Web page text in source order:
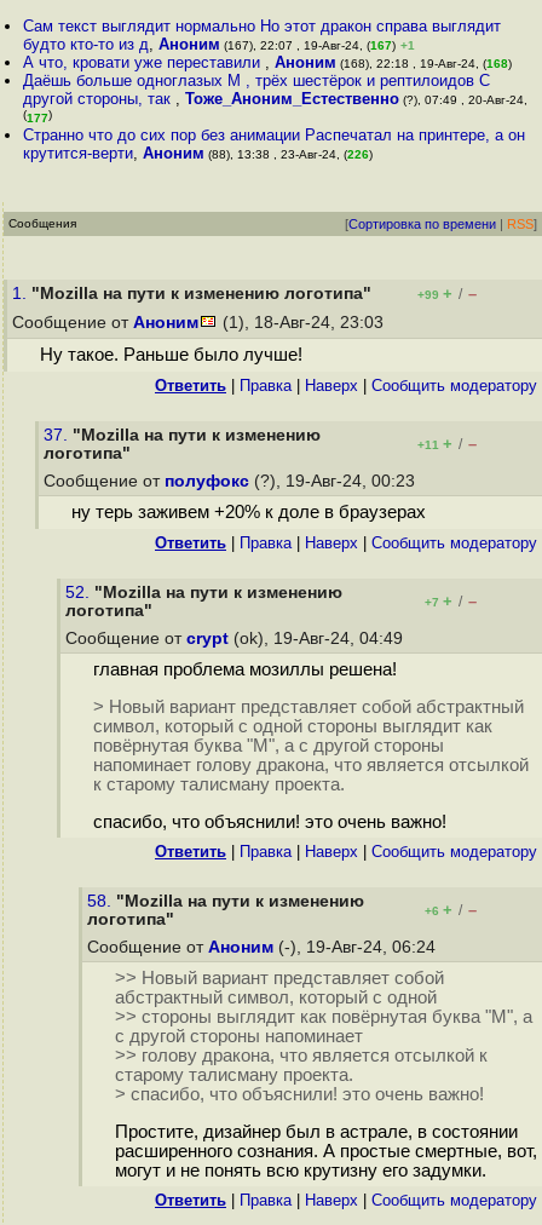
Сам текст выглядит нормально Но этот дракон справа выглядит
будто кто-то из д,Аноним (167), 22:07 , 19-Авг-24, (167) +1
А что, кровати уже переставили ,Аноним (168), 22:18 , 19-Авг-24, (168)
Даёшь больше одноглазых М , трёх шестёрок и рептилоидов С
другой стороны, так ,Тоже_Аноним_Естественно (?), 07:49 , 20-Авг-24,
(177)
Странно что до сих пор без анимации Распечатал на принтере, а он
крутится-верти,Аноним (88), 13:38 , 23-Авг-24, (226)
Сообщения [Сортировка по времени | RSS]
1. "Mozilla на пути к изменению логотипа" +99 + / –
Сообщение от Аноним (1), 18-Авг-24, 23:03
Ну такое. Раньше было лучше!
Ответить Правка| Наверх Cообщить модератору
37. "Mozilla на пути к изменению
логотипа"
+11 + / –
Сообщение от полуфокс (?), 19-Авг-24, 00:23
ну терь заживем +20% к доле в браузерах
Ответить Правка| Наверх Cообщить модератору
52. "Mozilla на пути к изменению
логотипа"
+7 + / –
Сообщение от crypt (ok), 19-Авг-24, 04:49
главная проблема мозиллы решена!
> Новый вариант представляет собой абстрактный
символ, который с одной стороны выглядит как
повёрнутая буква "M", а с другой стороны
напоминает голову дракона, что является отсылкой
к старому талисману проекта.
спасибо, что объяснили! это очень важно!
Ответить Правка| Наверх Cообщить модератору
58. "Mozilla на пути к изменению
логотипа"
+6 + / –
Сообщение от Аноним (-), 19-Авг-24, 06:24
>> Новый вариант представляет собой
абстрактный символ, который с одной
>> стороны выглядит как повёрнутая буква "M", а
с другой стороны напоминает
>> голову дракона, что является отсылкой к
старому талисману проекта.
> спасибо, что объяснили! это очень важно!
Простите, дизайнер был в астрале, в состоянии
расширенного сознания. А простые смертные, вот,
могут и не понять всю крутизну его задумки.
Ответить Правка| Наверх Cообщить модератору